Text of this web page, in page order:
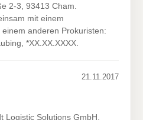
2-3, 93413 Cham.
mit einem
anderen Prokuristen:
*XX.XX.XXXX.
21.11.2017
Logistic Solutions GmbH,